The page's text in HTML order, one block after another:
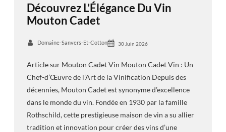
Découvrez L’Élégance Du Vin
Mouton Cadet
Domaine-Sanvers-Et-Cotton 30 Juin 2026
Article sur Mouton Cadet Vin Mouton Cadet Vin : Un
Chef-d’Œuvre de l’Art de la Vinification Depuis des
décennies, Mouton Cadet est synonyme d’excellence
dans le monde du vin. Fondée en 1930 par la famille
Rothschild, cette prestigieuse maison de vin a su allier
tradition et innovation pour créer des vins d’une